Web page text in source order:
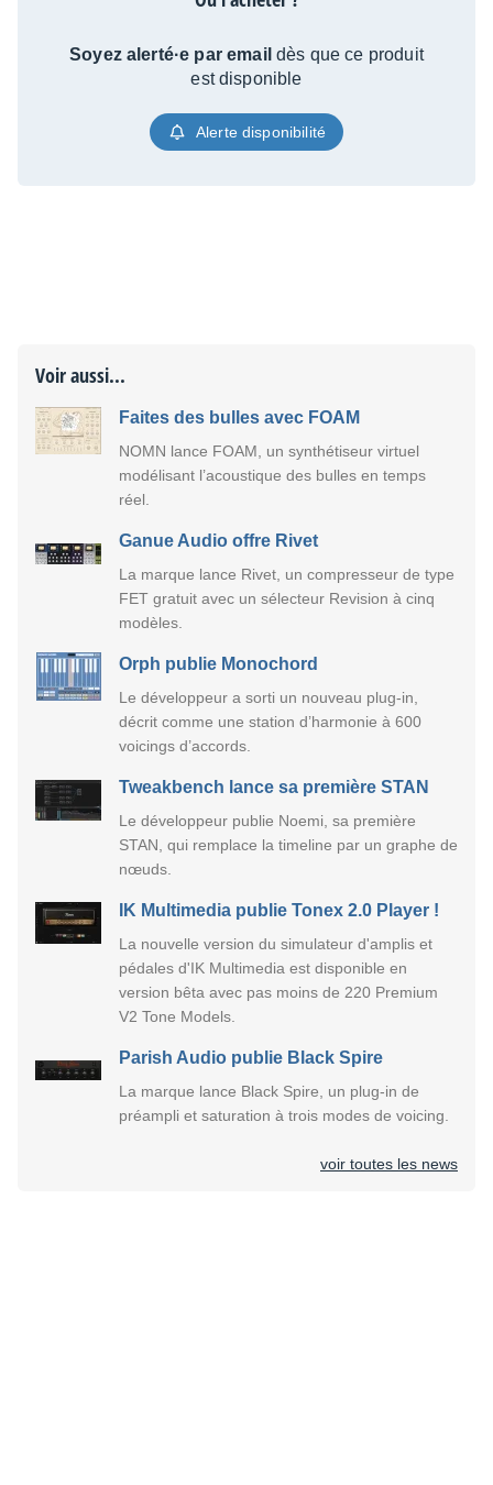
Soyez alerté·e par email dès que ce produit
est disponible
Alerte disponibilité
Voir aussi...
Faites des bulles avec FOAM
NOMN lance FOAM, un synthétiseur virtuel
modélisant l’acoustique des bulles en temps
réel.
Ganue Audio offre Rivet
La marque lance Rivet, un compresseur de type
FET gratuit avec un sélecteur Revision à cinq
modèles.
Orph publie Monochord
Le développeur a sorti un nouveau plug-in,
décrit comme une station d’harmonie à 600
voicings d’accords.
Tweakbench lance sa première STAN
Le développeur publie Noemi, sa première
STAN, qui remplace la timeline par un graphe de
nœuds.
IK Multimedia publie Tonex 2.0 Player !
La nouvelle version du simulateur d'amplis et
pédales d'IK Multimedia est disponible en
version bêta avec pas moins de 220 Premium
V2 Tone Models.
Parish Audio publie Black Spire
La marque lance Black Spire, un plug-in de
préampli et saturation à trois modes de voicing.
voir toutes les news